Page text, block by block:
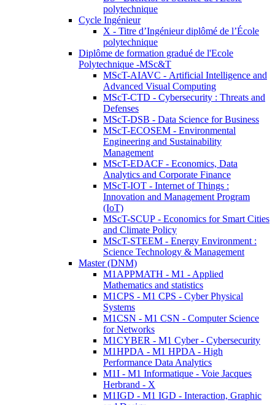
polytechnique
Cycle Ingénieur
X - Titre d’Ingénieur diplômé de l’École
polytechnique
Diplôme de formation gradué de l'Ecole
Polytechnique -MSc&T
MScT-AIAVC - Artificial Intelligence and
Advanced Visual Computing
MScT-CTD - Cybersecurity : Threats and
Defenses
MScT-DSB - Data Science for Business
MScT-ECOSEM - Environmental
Engineering and Sustainability
Management
MScT-EDACF - Economics, Data
Analytics and Corporate Finance
MScT-IOT - Internet of Things :
Innovation and Management Program
(IoT)
MScT-SCUP - Economics for Smart Cities
and Climate Policy
MScT-STEEM - Energy Environment :
Science Technology & Management
Master (DNM)
M1APPMATH - M1 - Applied
Mathematics and statistics
M1CPS - M1 CPS - Cyber Physical
Systems
M1CSN - M1 CSN - Computer Science
for Networks
M1CYBER - M1 Cyber - Cybersecurity
M1HPDA - M1 HPDA - High
Performance Data Analytics
M1I - M1 Informatique - Voie Jacques
Herbrand - X
M1IGD - M1 IGD - Interaction, Graphic